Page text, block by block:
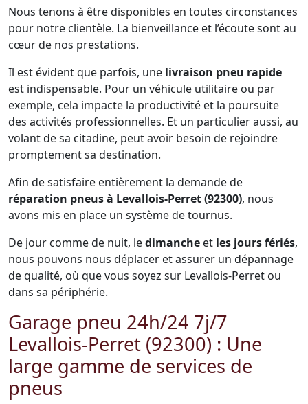
Nous tenons à être disponibles en toutes circonstances
pour notre clientèle. La bienveillance et l’écoute sont au
cœur de nos prestations.
Il est évident que parfois, une livraison pneu rapide
est indispensable. Pour un véhicule utilitaire ou par
exemple, cela impacte la productivité et la poursuite
des activités professionnelles. Et un particulier aussi, au
volant de sa citadine, peut avoir besoin de rejoindre
promptement sa destination.
Afin de satisfaire entièrement la demande de
réparation pneus à Levallois-Perret (92300), nous
avons mis en place un système de tournus.
De jour comme de nuit, ledimanche et les jours fériés,
nous pouvons nous déplacer et assurer un dépannage
de qualité, où que vous soyez sur Levallois-Perret ou
dans sa périphérie.
Garage pneu 24h/24 7j/7
Levallois-Perret (92300) : Une
large gamme de services de
pneus